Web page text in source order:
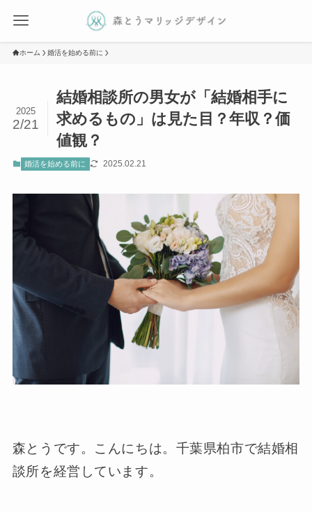
ホーム 婚活を始める前に
結婚相談所の男女が「結婚相手に
求めるもの」は見た目？年収？価
値観？
2025
2/21
婚活を始める前に 2025.02.21
森とうです。こんにちは。千葉県柏市で結婚相
談所を経営しています。